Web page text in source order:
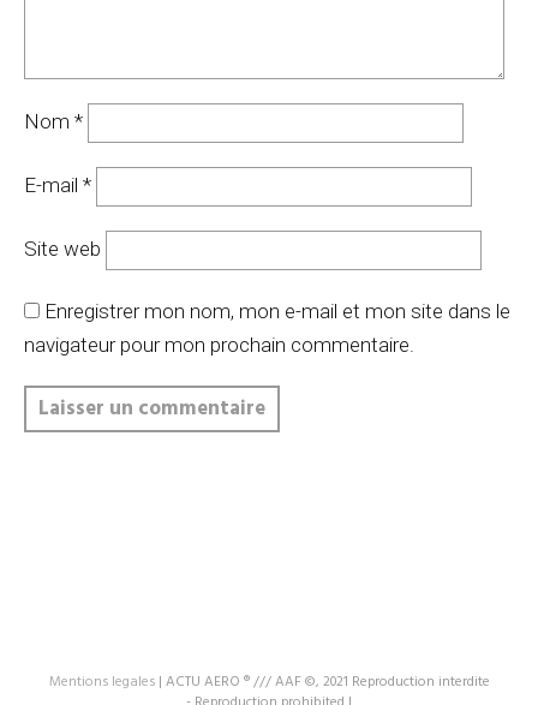
Nom *
E-mail *
Site web
Enregistrer mon nom, mon e-mail et mon site dans le
navigateur pour mon prochain commentaire.
Mentions legales | ACTU AERO ® /// AAF ©, 2021 Reproduction interdite